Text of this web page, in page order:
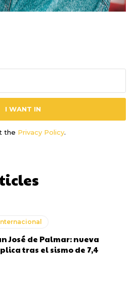
I WANT IN
the Privacy Policy.
José de Palmar: nueva
tras el sismo de 7,4